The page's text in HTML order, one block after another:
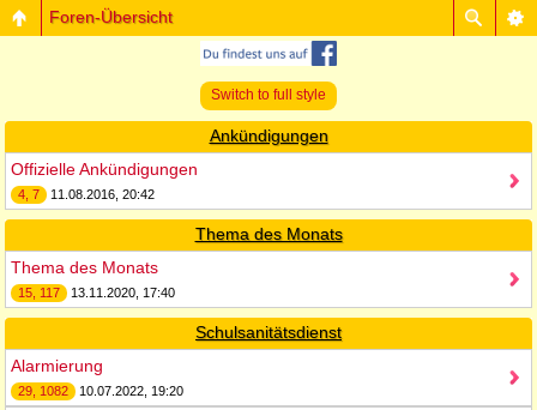
Foren-Übersicht
Switch to full style
Ankündigungen
Offizielle Ankündigungen
4, 7 11.08.2016, 20:42
Thema des Monats
Thema des Monats
15, 117 13.11.2020, 17:40
Schulsanitätsdienst
Alarmierung
29, 1082 10.07.2022, 19:20